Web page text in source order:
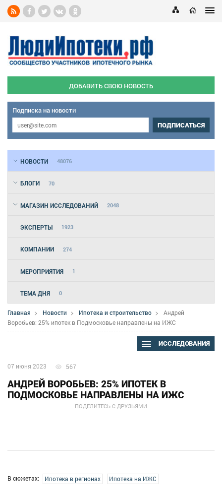
ДОБАВИТЬ СВОЮ НОВОСТЬ
Подписка на новости
ПОДПИСАТЬСЯ
НОВОСТИ 48076
БЛОГИ 70
МАГАЗИН ИССЛЕДОВАНИЙ 2048
ЭКСПЕРТЫ 1923
КОМПАНИИ 274
МЕРОПРИЯТИЯ 1
ТЕМА ДНЯ 0
Главная Новости Ипотека и строительство
Андрей
Воробьев: 25% ипотек в Подмосковье направлены на ИЖС
ИССЛЕДОВАНИЯ
07 июня 2023 567
ПОДЕЛИТЕСЬ С ДРУЗЬЯМИ
АНДРЕЙ ВОРОБЬЕВ: 25% ИПОТЕК В
ПОДМОСКОВЬЕ НАПРАВЛЕНЫ НА ИЖС
В сюжетах: Ипотека в регионах Ипотека на ИЖС